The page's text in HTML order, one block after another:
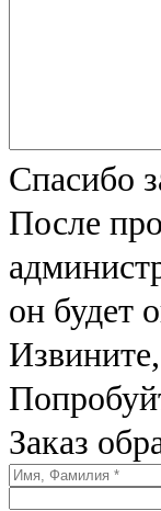
Спасибо
После
он будет
Заказ